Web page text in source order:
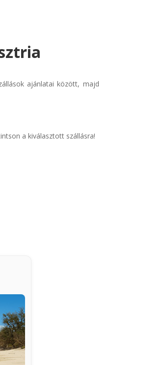
ajánlatai között, majd
a kiválasztott szállásra!